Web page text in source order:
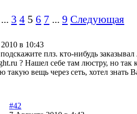
... 3 4 5 6 7 ... 9 Следующая
в 10:43
плз. кто-нибудь
? Нашел себе там люстру, но так
такую вещь через сеть, хотел знать
#42